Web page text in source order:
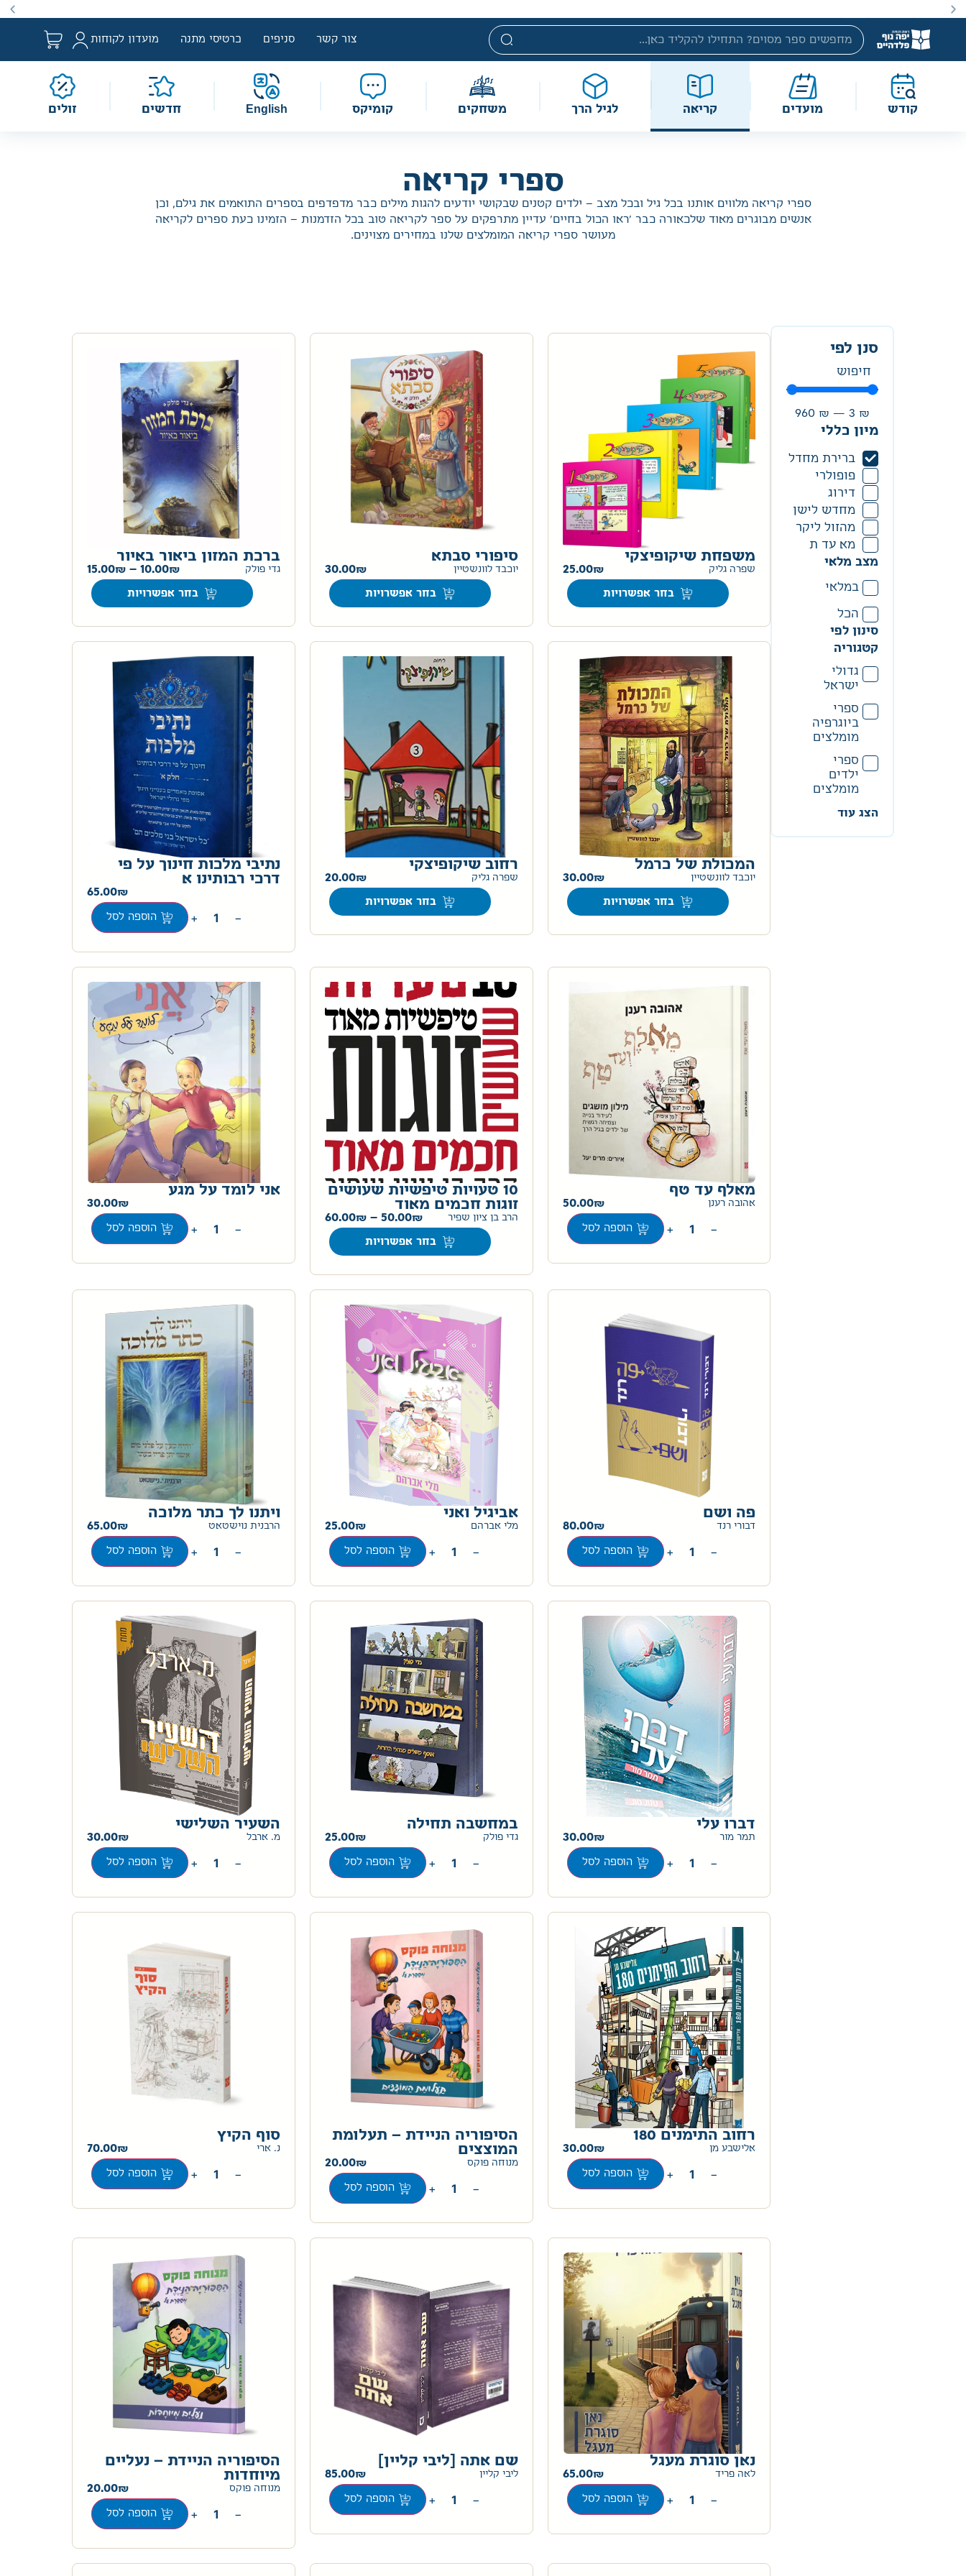
באתר מוצעים מוצרים במחירים נמוכים ומוזלים מהמחיר הקטלוגי. מחירים אלה ניתנים במסגרת מדיניות תמחור מוזלת, ואינם נחשבים למבצע לפי הגדרת החוק. מבצעים מתקיימים מעת לעת לתקופה
מוגבלת וע״פ התקנות.
צור קשר סניפים כרטיסי מתנה מועדון לקוחות
קודש מועדים קריאה לגיל הרך משחקים קומיקס English חדשים זולים
ספרי קריאה
ספרי קריאה מלווים אותנו בכל גיל ובכל מצב – ילדים קטנים שבקושי יודעים להגות מילים כבר מדפדפים בספרים התואמים את גילם, וכן
אנשים מבוגרים מאוד שלכאורה כבר 'ראו הכול בחיים' עדיין מתרפקים על ספר לקריאה טוב בכל הזדמנות – הזמינו כעת ספרים לקריאה
מעושר ספרי קריאה המומלצים שלנו במחירים מצוינים.
סנן לפי
₪
3
—
₪
960
מיון כללי
ברירת מחדל
פופולרי
דירוג
מחדש לישן
מהזול ליקר
מא עד ת
מצב מלאי
במלאי
הכל
סינון לפי
קטגוריה
גדולי
ישראל
ספרי
ביוגרפיה
מומלצים
ספרי
ילדים
מומלצים
הצג עוד
משפחת שיקופיצקי
שפרה גליק 25.00
בחר אפשרויות
סיפורי סבתא
יוכבד לוונשטיין 30.00
בחר אפשרויות
ברכת המזון ביאור באיור
גדי פולק 10.00
–
15.00
בחר אפשרויות
המכולת של כרמל
יוכבד לוונשטיין 30.00
בחר אפשרויות
רחוב שיקופיצקי
שפרה גליק 20.00
בחר אפשרויות
נתיבי מלכות חינוך על פי
דרכי רבותינו א
65.00
−
+ הוספה לסל
מאלף עד טף
אהובה רענן 50.00
−
+ הוספה לסל
10 טעויות טיפשיות שעושים
זוגות חכמים מאוד
הרב בן ציון שפיר 50.00
–
60.00
בחר אפשרויות
אני לומד על מגע
30.00
−
+ הוספה לסל
פה ושם
דבורי רנד 80.00
−
+ הוספה לסל
אביגיל ואני
מלי אברהם 25.00
−
+ הוספה לסל
ויתנו לך כתר מלוכה
הרבנית נוישטאט 65.00
−
+ הוספה לסל
דברו עלי
תמר מור 30.00
−
+ הוספה לסל
במחשבה תחילה
גדי פולק 25.00
−
+ הוספה לסל
השעיר השלישי
מ. ארבל 30.00
−
+ הוספה לסל
רחוב התימנים 180
אלישבע מן 30.00
−
+ הוספה לסל
הסיפוריה הניידת – תעלומת
המוצצים
מנוחה פוקס 20.00
−
+ הוספה לסל
סוף הקיץ
נ. ארי 70.00
−
+ הוספה לסל
נאן סוגרת מעגל
לאה פריד 65.00
−
+ הוספה לסל
שם אתה [ליבי קליין]
ליבי קליין 85.00
−
+ הוספה לסל
הסיפוריה הניידת – נעליים
מיוחדות
מנוחה פוקס 20.00
−
+ הוספה לסל